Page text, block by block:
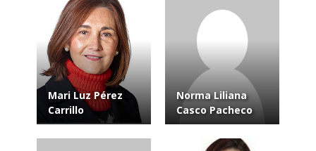
Mari Luz Pérez
Carrillo
Norma Liliana
Casco Pacheco